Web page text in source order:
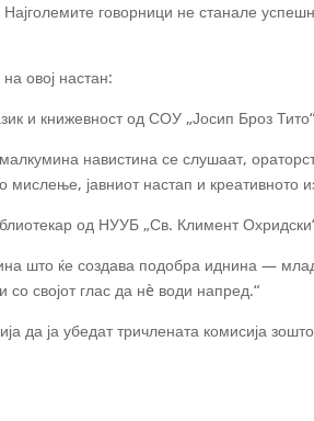
говорници не станале
овој настан:
и книжевност од СОУ „Јосип Броз Тито“
навистина се слушаат,
јавниот настап и креативното
од НУУБ „Св. Климент
што ќе создава подобра иднина —
својот глас да нè води напред.“
да ја убедат тричлената комисија